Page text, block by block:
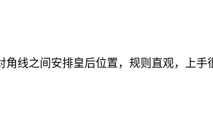
角线之间安排皇后位置，规则直观，上手